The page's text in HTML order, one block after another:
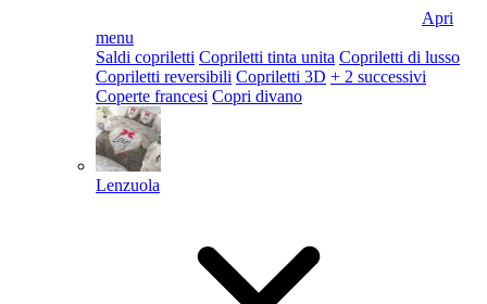
Apri
menu
Saldi copriletti Copriletti tinta unita Copriletti di lusso
Copriletti reversibili Copriletti 3D + 2 successivi
Coperte francesi Copri divano
Lenzuola